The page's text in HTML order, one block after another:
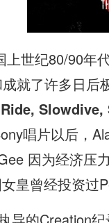
世纪80/90年
就了许多日后
唱片以后，
因为经济压
皇曾经投资过